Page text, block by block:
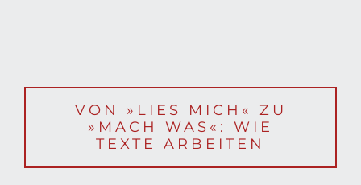
VON »LIES MICH« ZU
»MACH WAS«: WIE
TEXTE ARBEITEN